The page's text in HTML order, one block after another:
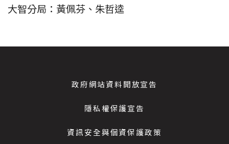
大智分局：黃佩芬、朱哲逵
政府網站資料開放宣告
隱私權保護宣告
資訊安全與個資保護政策